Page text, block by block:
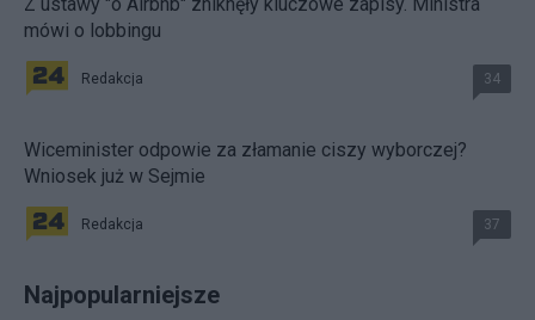
mówi o lobbingu
Redakcja 34
Wiceminister odpowie za złamanie ciszy wyborczej?
Wniosek już w Sejmie
Redakcja 37
Najpopularniejsze